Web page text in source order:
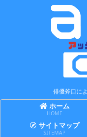
俳優斧口に
ホーム
HOME
サイトマップ
SITEMAP